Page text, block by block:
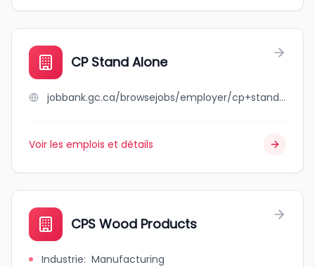
CP Stand Alone
jobbank.gc.ca/browsejobs/employer/cp+stand+alone/ca
Voir les emplois et détails
CPS Wood Products
Industrie: Manufacturing